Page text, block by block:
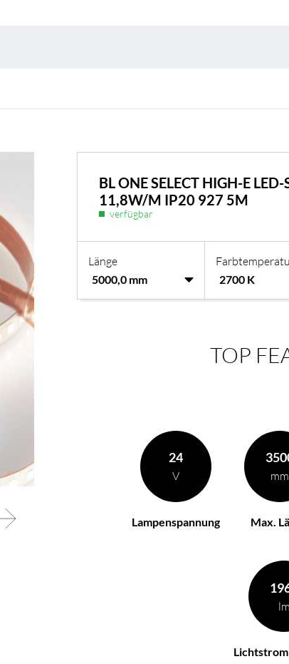
BL ONE SELECT HIGH-E
11,8W/M IP20 927 5M
verfügbar
Länge
TOP
24
V
Lampenspannung
mm
Max.
lm